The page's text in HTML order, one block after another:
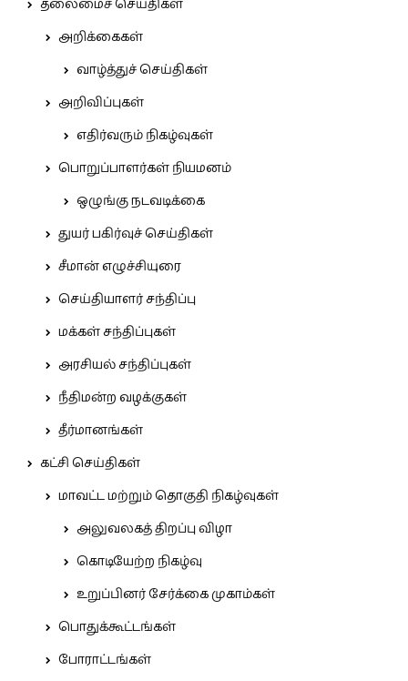
தலைமைச் செய்திகள்
அறிக்கைகள்
வாழ்த்துச் செய்திகள்
அறிவிப்புகள்
எதிர்வரும் நிகழ்வுகள்
பொறுப்பாளர்கள் நியமனம்
ஒழுங்கு நடவடிக்கை
துயர் பகிர்வுச் செய்திகள்
சீமான் எழுச்சியுரை
செய்தியாளர் சந்திப்பு
மக்கள் சந்திப்புகள்
அரசியல் சந்திப்புகள்
நீதிமன்ற வழக்குகள்
தீர்மானங்கள்
கட்சி செய்திகள்
மாவட்ட மற்றும் தொகுதி நிகழ்வுகள்
அலுவலகத் திறப்பு விழா
கொடியேற்ற நிகழ்வு
உறுப்பினர் சேர்க்கை முகாம்கள்
பொதுக்கூட்டங்கள்
போராட்டங்கள்